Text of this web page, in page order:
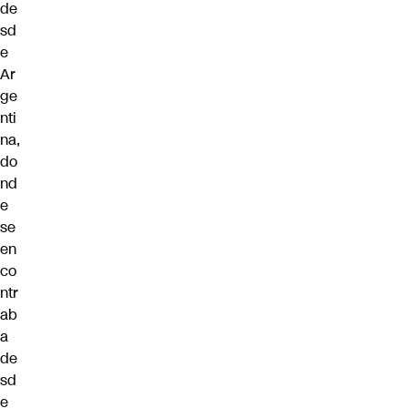
de
sd
e
Ar
ge
nti
na,
do
nd
e
se
en
co
ntr
ab
a
de
sd
e